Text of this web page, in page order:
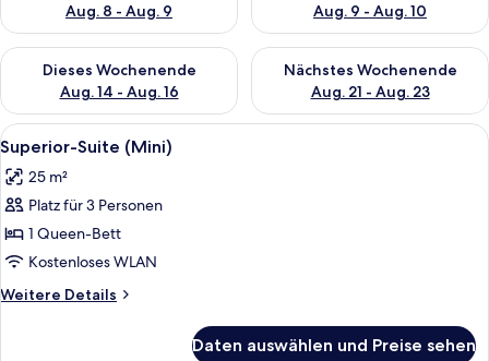
Aug. 8 - Aug. 9
Aug. 9 - Aug. 10
Dieses Wochenende
Aug. 14 - Aug. 16
Überprüfe die Verfügbarkeit für dieses Wochenende, Aug. 14
Nächstes Wochenende
Aug. 21 - Aug. 23
Überprüfe die Verfügbarkeit
Alle
Fotos
für
Superior-
Suite
(Mini)
anzeigen
Superior-Suite (Mini) | Hochwertige
5
Superior-Suite (Mini)
25 m²
Platz für 3 Personen
1 Queen-Bett
Kostenloses WLAN
Weitere Details
Weitere
Daten auswählen und Preise sehen